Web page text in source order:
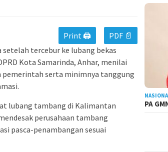
Print 🖨
PDF 📄
setelah tercebur ke lubang bekas
Kota Samarinda, Anhar, menilai
pemerintah serta minimnya tanggung
lubang tambang di Kalimantan
perusahaan tambang
pasca-penambangan sesuai
PA